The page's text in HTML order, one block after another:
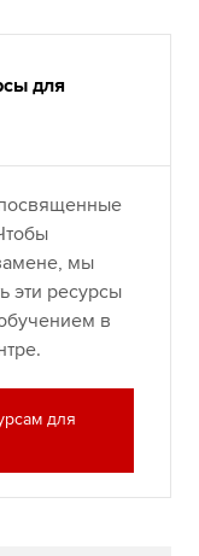
для
мы
эти ресурсы
в
для